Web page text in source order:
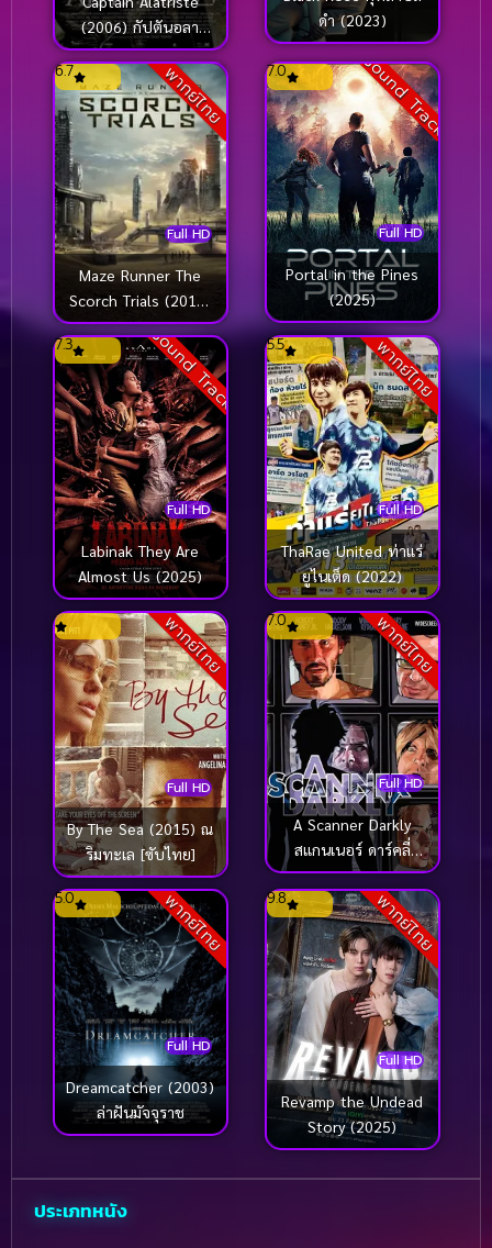
(2006) กัปตันอลา
ทริสต์
ดำ (2023)
พากย์ไทย
Full HD
6.7
Maze Runner The
Scorch Trials (2015)
สมรภูมิมอดไหม้
Sound Track
Full HD
7.0
Portal in the Pines
(2025)
Sound Track
Full HD
7.3
Labinak They Are
Almost Us (2025)
พากย์ไทย
Full HD
5.5
ThaRae United ท่าแร่
ยูไนเต็ด (2022)
พากย์ไทย
Full HD
By The Sea (2015) ณ
ริมทะเล [ซับไทย]
พากย์ไทย
Full HD
7.0
A Scanner Darkly
สแกนเนอร์ ดาร์คลี่
(2006)
พากย์ไทย
Full HD
5.0
Dreamcatcher (2003)
ล่าฝันมัจจุราช
พากย์ไทย
Full HD
9.8
Revamp the Undead
Story (2025)
ประเภทหนัง